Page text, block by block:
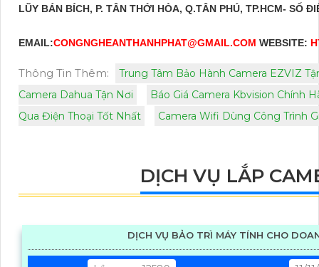
LŨY BÁN BÍCH, P. TÂN THỚI HÒA, Q.TÂN PHÚ, TP.HCM- SỐ
EMAIL:CONGNGHEANTHANHPHAT@GMAIL.COM WEBSITE:
Thông Tin Thêm:
Trung Tâm Bảo Hành Camera EZVIZ
Camera Dahua Tận Nơi
Báo Giá Camera Kbvision Chính
Qua Điện Thoại Tốt Nhất
Camera Wifi Dùng Công Trình
DỊCH VỤ LẮP
DỊCH VỤ BẢO TRÌ MÁY TÍNH CHO